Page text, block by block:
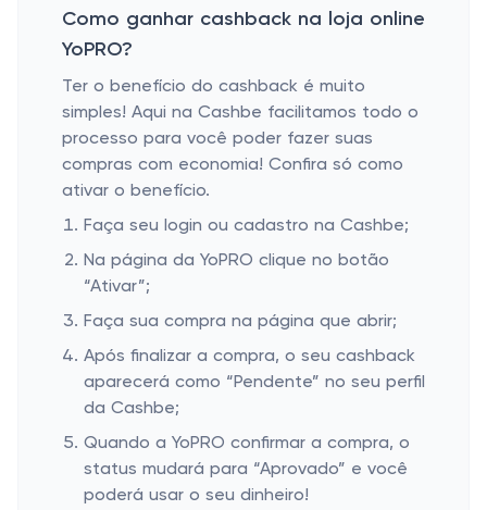
Como ganhar cashback na loja online
YoPRO?
Ter o benefício do cashback é muito
simples! Aqui na Cashbe facilitamos todo o
processo para você poder fazer suas
compras com economia! Confira só como
ativar o benefício.
Faça seu login ou cadastro na Cashbe;
Na página da YoPRO clique no botão
“Ativar”;
Faça sua compra na página que abrir;
Após finalizar a compra, o seu cashback
aparecerá como “Pendente” no seu perfil
da Cashbe;
Quando a YoPRO confirmar a compra, o
status mudará para “Aprovado” e você
poderá usar o seu dinheiro!